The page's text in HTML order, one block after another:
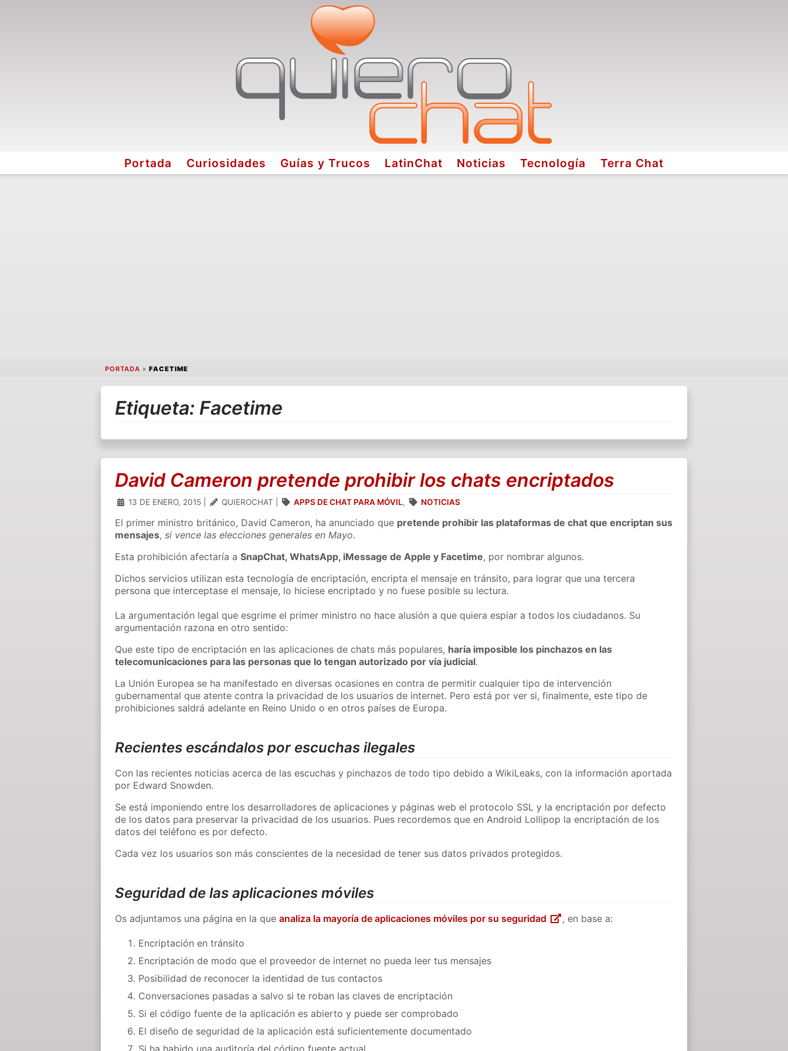
Portada Curiosidades Guías y Trucos LatinChat Noticias Tecnología Terra Chat
PORTADA » FACETIME
Etiqueta: Facetime
David Cameron pretende prohibir los chats encriptados
13 DE ENERO, 2015 QUIEROCHAT APPS DE CHAT PARA MÓVIL, NOTICIAS
El primer ministro británico, David Cameron, ha anunciado que pretende prohibir las plataformas de chat que encriptan sus
mensajes,si vence las elecciones generales en Mayo.
Esta prohibición afectaría aSnapChat, WhatsApp, iMessage de Apple y Facetime, por nombrar algunos.
Dichos servicios utilizan esta tecnología de encriptación, encripta el mensaje en tránsito, para lograr que una tercera
persona que interceptase el mensaje, lo hiciese encriptado y no fuese posible su lectura.
La argumentación legal que esgrime el primer ministro no hace alusión a que quiera espiar a todos los ciudadanos. Su
argumentación razona en otro sentido:
Que este tipo de encriptación en las aplicaciones de chats más populares, haría imposible los pinchazos en las
telecomunicaciones para las personas que lo tengan autorizado por vía judicial.
La Unión Europea se ha manifestado en diversas ocasiones en contra de permitir cualquier tipo de intervención
gubernamental que atente contra la privacidad de los usuarios de internet. Pero está por ver si, finalmente, este tipo de
prohibiciones saldrá adelante en Reino Unido o en otros países de Europa.
Recientes escándalos por escuchas ilegales
Con las recientes noticias acerca de las escuchas y pinchazos de todo tipo debido a WikiLeaks, con la información aportada
por Edward Snowden.
Se está imponiendo entre los desarrolladores de aplicaciones y páginas web el protocolo SSL y la encriptación por defecto
de los datos para preservar la privacidad de los usuarios. Pues recordemos que en Android Lollipop la encriptación de los
datos del teléfono es por defecto.
Cada vez los usuarios son más conscientes de la necesidad de tener sus datos privados protegidos.
Seguridad de las aplicaciones móviles
Os adjuntamos una página en la queanaliza la mayoría de aplicaciones móviles por su seguridad , en base a:
Encriptación en tránsito
Encriptación de modo que el proveedor de internet no pueda leer tus mensajes
Posibilidad de reconocer la identidad de tus contactos
Conversaciones pasadas a salvo si te roban las claves de encriptación
Si el código fuente de la aplicación es abierto y puede ser comprobado
El diseño de seguridad de la aplicación está suficientemente documentado